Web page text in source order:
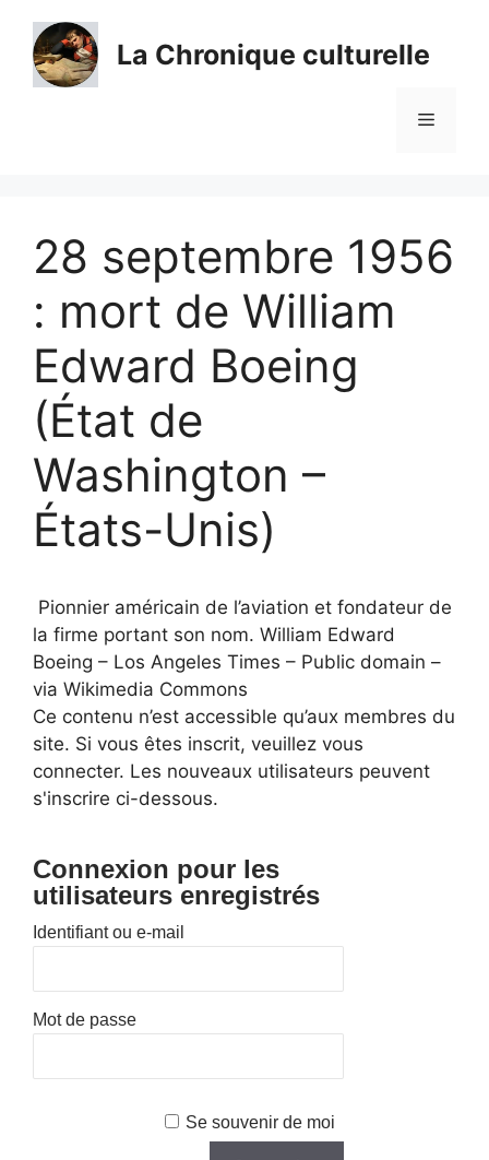
contenu
La Chronique culturelle
Menu
28 septembre 1956
: mort de William
Edward Boeing
(État de
Washington –
États-Unis)
Pionnier américain de l’aviation et fondateur de
la firme portant son nom. William Edward
Boeing – Los Angeles Times – Public domain –
via Wikimedia Commons
Ce contenu n’est accessible qu’aux membres du
site. Si vous êtes inscrit, veuillez vous
connecter. Les nouveaux utilisateurs peuvent
s'inscrire ci-dessous.
Connexion pour les
utilisateurs enregistrés
Identifiant ou e-mail
Mot de passe
Se souvenir de moi